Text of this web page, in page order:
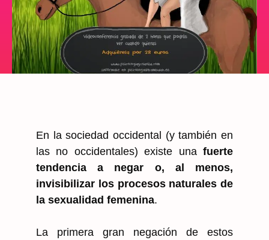
En la sociedad occidental (y también en
las no occidentales) existe una fuerte
tendencia a negar o, al menos,
invisibilizar los procesos naturales de
la sexualidad femenina.
La primera gran negación de estos